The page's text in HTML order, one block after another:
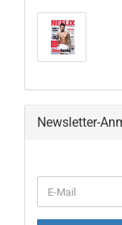
Newsletter-
ZUR
E-
Mail